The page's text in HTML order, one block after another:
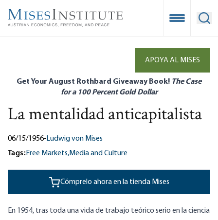
main
Open
APOYA AL MISES
Get Your August Rothbard Giveaway Book! The Case
for a 100 Percent Gold Dollar
La mentalidad anticapitalista
06/15/1956•Ludwig von Mises
Tags:Free Markets,Media and Culture
Cómprelo ahora en la tienda Mises
En 1954, tras toda una vida de trabajo teórico serio en la ciencia